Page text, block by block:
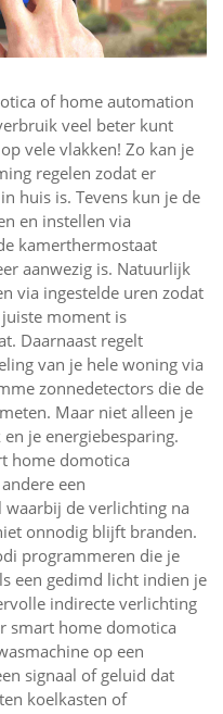
of home automation
veel beter kunt
vele vlakken! Zo kan je
regelen zodat er
huis is. Tevens kun je de
en instellen via
kamerthermostaat
aanwezig is. Natuurlijk
via ingestelde uren zodat
moment is
Daarnaast regelt
van je hele woning via
zonnedetectors die de
Maar niet alleen je
je energiebesparing.
home domotica
een
waarbij de verlichting na
onnodig blijft branden.
programmeren die je
een gedimd licht indien je
indirecte verlichting
smart home domotica
op een
signaal of geluid dat
koelkasten of